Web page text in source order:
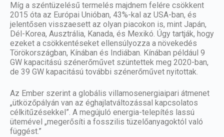
Míg a széntüzelésű termelés majdnem felére csökkent
2015 óta az Európai Unióban, 43%-kal az USA-ban, és
jelentősen visszaesett az olyan piacokon is, mint Japán,
Dél-Korea, Ausztrália, Kanada, és Mexikó. Úgy tartják, hogy
ezeket a csökkentéseket ellensúlyozza a növekedés
Törökországban, Kínában és Indiában. Kínában például 9
GW kapacitású szénerőművet szüntettek meg 2020-ban,
de 39 GW kapacitású további szénerőművet nyitottak.
Az Ember szerint a globális villamosenergiaipari átmenet
„ütközőpályán van az éghajlatváltozással kapcsolatos
célkitűzésekkel”. A megújuló energia-telepítés lassú
ütemével „megerősíti a fosszilis tüzelőanyagoktól való
függést.”